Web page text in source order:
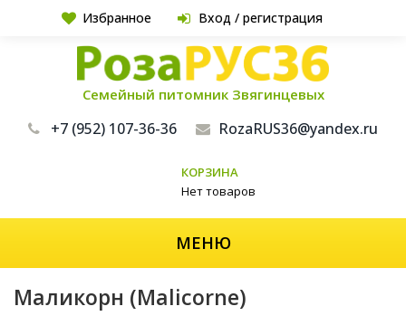
Избранное Вход / регистрация
Семейный питомник Звягинцевых
+7 (952) 107-36-36 RozaRUS36@yandex.ru
КОРЗИНА
Нет товаров
МЕНЮ
Маликорн (Malicorne)